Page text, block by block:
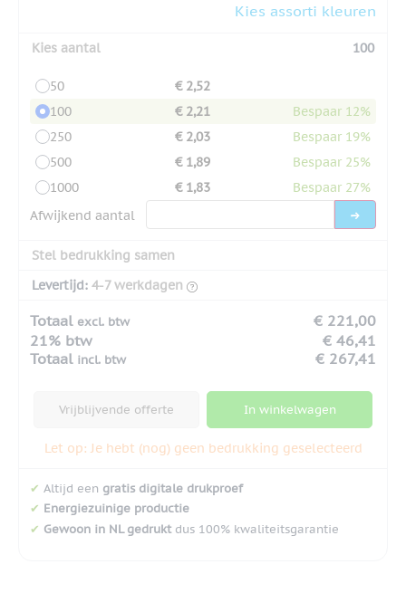
Kies assorti kleuren
Kies aantal 100
50
€ 2,52
100
€ 2,21
Bespaar 12%
250
€ 2,03
Bespaar 19%
500
€ 1,89
Bespaar 25%
1000
€ 1,83
Bespaar 27%
Afwijkend aantal
Stel bedrukking samen
Levertijd: 4-7 werkdagen
Totaal excl. btw
€ 221,00
21% btw
€ 46,41
Totaal incl. btw € 267,41
Vrijblijvende offerte In winkelwagen
Let op: Je hebt (nog) geen bedrukking geselecteerd
✔ Altijd een gratis digitale drukproef
✔ Energiezuinige productie
✔ Gewoon in NL gedruktdus 100% kwaliteitsgarantie